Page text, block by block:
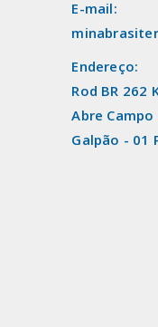
E-mail:
Endereço:
Rod BR 262
Abre
Galpão - 01